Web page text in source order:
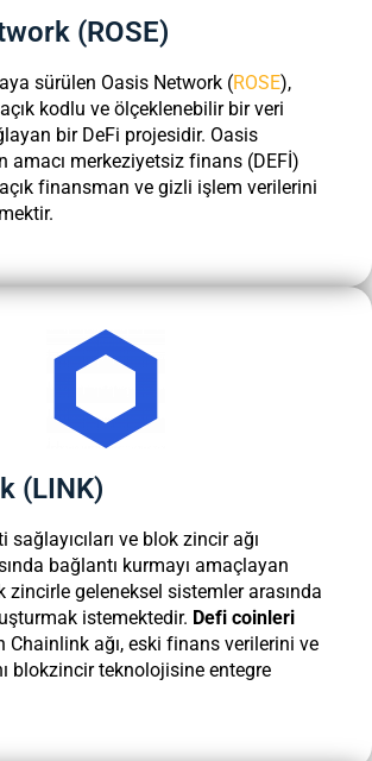
(ROSE)
sürülen Oasis Network (ROSE),
kodlu ve ölçeklenebilir bir veri
bir DeFi projesidir. Oasis
amacı merkeziyetsiz finans (DEFİ)
finansman ve gizli işlem verilerini
(LINK)
sağlayıcıları ve blok zincir ağı
bağlantı kurmayı amaçlayan
zincirle geleneksel sistemler arasında
istemektedir. Defi coinleri
Chainlink ağı, eski finans verilerini ve
blokzincir teknolojisine entegre